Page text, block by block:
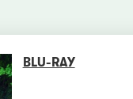
BLU-RAY